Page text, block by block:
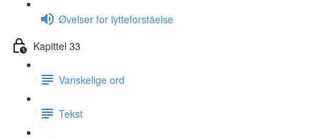
Øvelser for lytteforståelse
Kapittel 33
Vanskelige ord
Tekst